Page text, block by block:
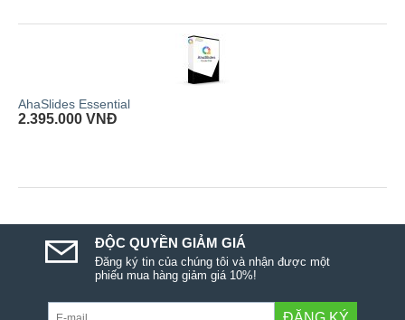
AhaSlides Essential
2.395.000 VNĐ
ĐỘC QUYỀN GIẢM GIÁ
Đăng ký tin của chúng tôi và nhận được một
phiếu mua hàng giảm giá 10%!